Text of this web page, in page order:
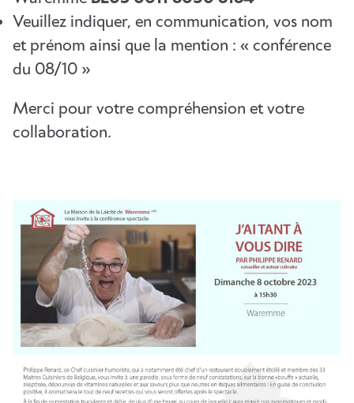
Veuillez indiquer, en communication, vos nom
et prénom ainsi que la mention : « conférence
du 08/10 »
Merci pour votre compréhension et votre
collaboration.